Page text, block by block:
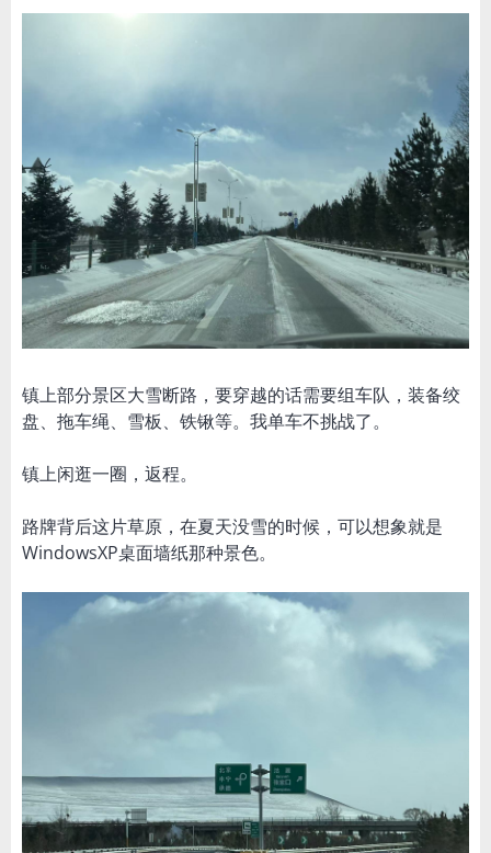
镇上部分景区大雪断路，要穿越的话需要组车队，装备绞
盘、拖车绳、雪板、铁锹等。我单车不挑战了。
镇上闲逛一圈，返程。
路牌背后这片草原，在夏天没雪的时候，可以想象就是
WindowsXP桌面墙纸那种景色。